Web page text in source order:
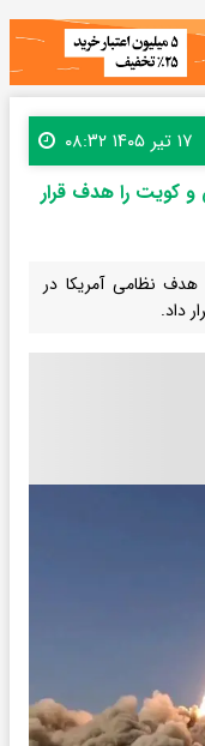
۱۷ تیر ۱۴۰۵ ۰۸:۳۲
و کویت را هدف قرار
در پاسخ اولیه به تجاوز دشمن، 85 هدف نظامی آمریکا در
داد.